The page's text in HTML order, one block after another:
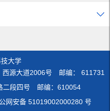
大学
西源大道2006号 邮编： 611731
二段四号 邮编：610054
安备 51019002000280 号